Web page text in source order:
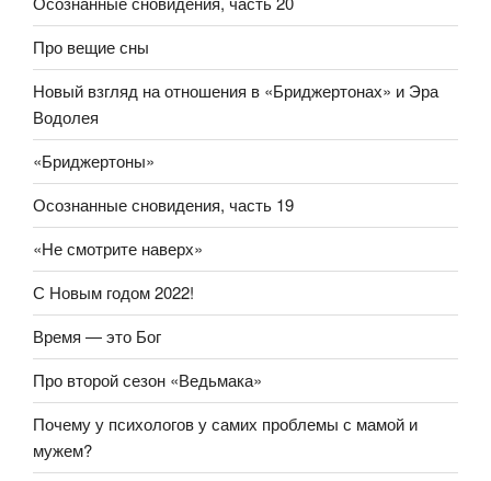
Про вещие сны
Новый взгляд на отношения в «Бриджертонах» и Эра
Водолея
«Бриджертоны»
Осознанные сновидения, часть 19
«Не смотрите наверх»
С Новым годом 2022!
Время — это Бог
Про второй сезон «Ведьмака»
Почему у психологов у самих проблемы с мамой и
мужем?